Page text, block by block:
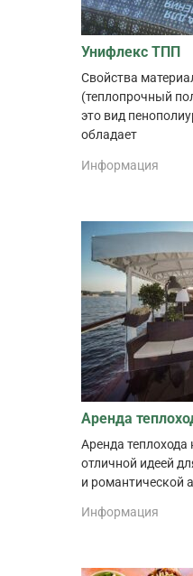
Унифлекс ТПП
Свойства
(теплопрочный
это вид
обладает
Информация
Аренда
Аренда
отличной идеей
и романтической
Информация